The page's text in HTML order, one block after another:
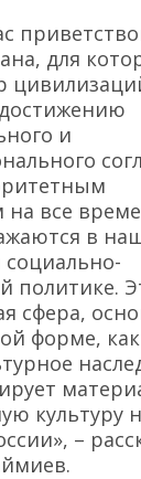
для
и
все
в
политике.
сфера,
форме, как
культуру
–